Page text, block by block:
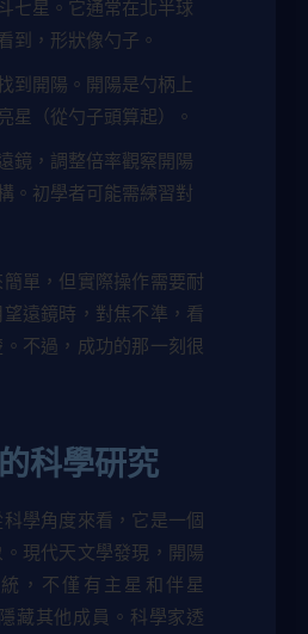
七星。它通常在北半球
到，形狀像勺子。
到開陽。開陽是勺柄上
星（從勺子頭算起）。
鏡，調整倍率觀察開陽
。初學者可能需練習對
單，但實際操作需要耐
遠鏡時，對焦不準，看
不過，成功的那一刻很
科學研究
學角度來看，它是一個
現代天文學發現，開陽
，不僅有主星和伴星
藏其他成員。科學家透